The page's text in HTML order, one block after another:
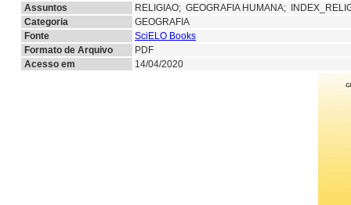
Assuntos
RELIGIAO; GEOGRAFIA HUMANA;
Categoria
GEOGRAFIA
Fonte
SciELO Books
Formato de Arquivo
PDF
Acesso em
14/04/2020